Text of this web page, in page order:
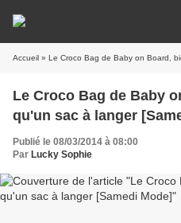
Accueil » Le Croco Bag de Baby on Board,
Le Croco Bag de Baby
qu'un sac à langer
Publié le 08/03/2014 à 08:00
Par Lucky Sophie